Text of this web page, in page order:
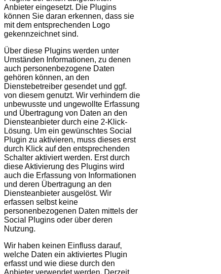
Anbieter eingesetzt. Die Plugins
können Sie daran erkennen, dass sie
mit dem entsprechenden Logo
gekennzeichnet sind.
Über diese Plugins werden unter
Umständen Informationen, zu denen
auch personenbezogene Daten
gehören können, an den
Dienstebetreiber gesendet und ggf.
von diesem genutzt. Wir verhindern die
unbewusste und ungewollte Erfassung
und Übertragung von Daten an den
Diensteanbieter durch eine 2-Klick-
Lösung. Um ein gewünschtes Social
Plugin zu aktivieren, muss dieses erst
durch Klick auf den entsprechenden
Schalter aktiviert werden. Erst durch
diese Aktivierung des Plugins wird
auch die Erfassung von Informationen
und deren Übertragung an den
Diensteanbieter ausgelöst. Wir
erfassen selbst keine
personenbezogenen Daten mittels der
Social Plugins oder über deren
Nutzung.
Wir haben keinen Einfluss darauf,
welche Daten ein aktiviertes Plugin
erfasst und wie diese durch den
Anbieter verwendet werden. Derzeit